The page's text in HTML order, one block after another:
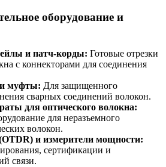
оборудование и
и патч-корды: Готовые отрезки
с коннекторами для соединения
муфты: Для защищенного
сварных соединений волокон.
для оптического волокна:
для неразъемного
волокон.
и измерители мощности:
сертификации и
связи.